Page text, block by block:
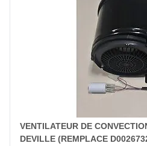
VENTILATEUR DE
DEVILLE (REMPLACE